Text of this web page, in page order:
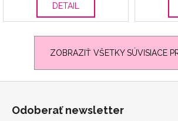
DETAIL
ZOBRAZIŤ VŠETKY SÚVISIACE
Odoberať newsletter